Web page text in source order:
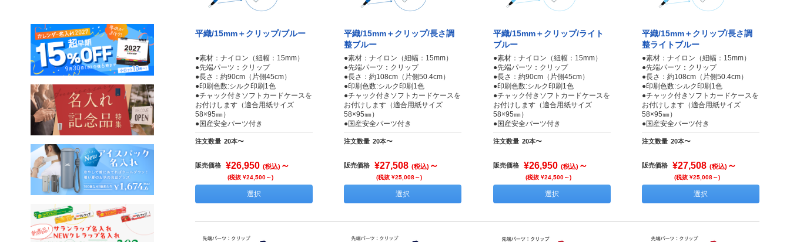
平織/15mm＋クリップ/ブルー
●素材：ナイロン（紐幅：15mm）
●先端パーツ：クリップ
●長さ：約90cm（片側45cm）
●印刷色数:シルク印刷1色
●チャック付きソフトカードケースを
お付けします（適合用紙サイズ
58×95㎜）
●国産安全パーツ付き
注文数量 20本〜
販売価格 ¥26,950 (税込) ～
(税抜 ¥24,500～)
選択
平織/15mm＋クリップ/長さ調
整ブルー
●素材：ナイロン（紐幅：15mm）
●先端パーツ：クリップ
●長さ：約108cm（片側50.4cm）
●印刷色数:シルク印刷1色
●チャック付きソフトカードケースを
お付けします（適合用紙サイズ
58×95㎜）
●国産安全パーツ付き
注文数量 20本〜
販売価格 ¥27,508 (税込) ～
(税抜 ¥25,008～)
選択
平織/15mm＋クリップ/ライト
ブルー
●素材：ナイロン（紐幅：15mm）
●先端パーツ：クリップ
●長さ：約90cm（片側45cm）
●印刷色数:シルク印刷1色
●チャック付きソフトカードケースを
お付けします（適合用紙サイズ
58×95㎜）
●国産安全パーツ付き
注文数量 20本〜
販売価格 ¥26,950 (税込) ～
(税抜 ¥24,500～)
選択
平織/15mm＋クリップ/長さ調
整ライトブルー
●素材：ナイロン（紐幅：15mm）
●先端パーツ：クリップ
●長さ：約108cm（片側50.4cm）
●印刷色数:シルク印刷1色
●チャック付きソフトカードケースを
お付けします（適合用紙サイズ
58×95㎜）
●国産安全パーツ付き
注文数量 20本〜
販売価格 ¥27,508 (税込) ～
(税抜 ¥25,008～)
選択